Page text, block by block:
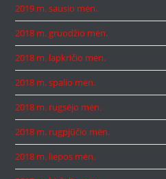
2019 m. sausio mėn.
2018 m. gruodžio mėn.
2018 m. lapkričio mėn.
2018 m. spalio mėn.
2018 m. rugsėjo mėn.
2018 m. rugpjūčio mėn.
2018 m. liepos mėn.